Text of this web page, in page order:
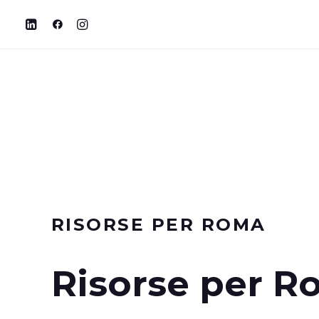
RISORSE PER ROMA
Risorse per